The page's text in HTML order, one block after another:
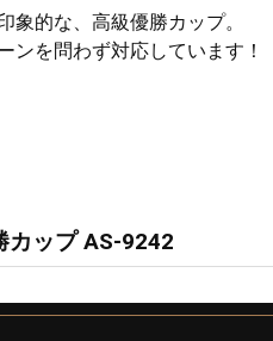
象的な、高級優勝カップ。
ンを問わず対応しています！
カップ AS-9242